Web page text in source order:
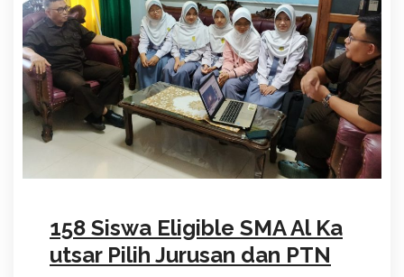
158 Siswa Eligible SMA Al Ka
utsar Pilih Jurusan dan PTN